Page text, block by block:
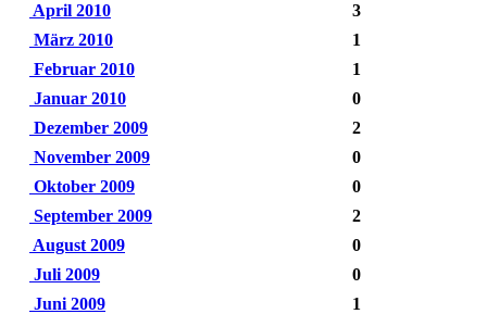
April 2010
3
März 2010
1
Februar 2010
1
Januar 2010
0
Dezember 2009
2
November 2009
0
Oktober 2009
0
September 2009
2
August 2009
0
Juli 2009
0
Juni 2009
1